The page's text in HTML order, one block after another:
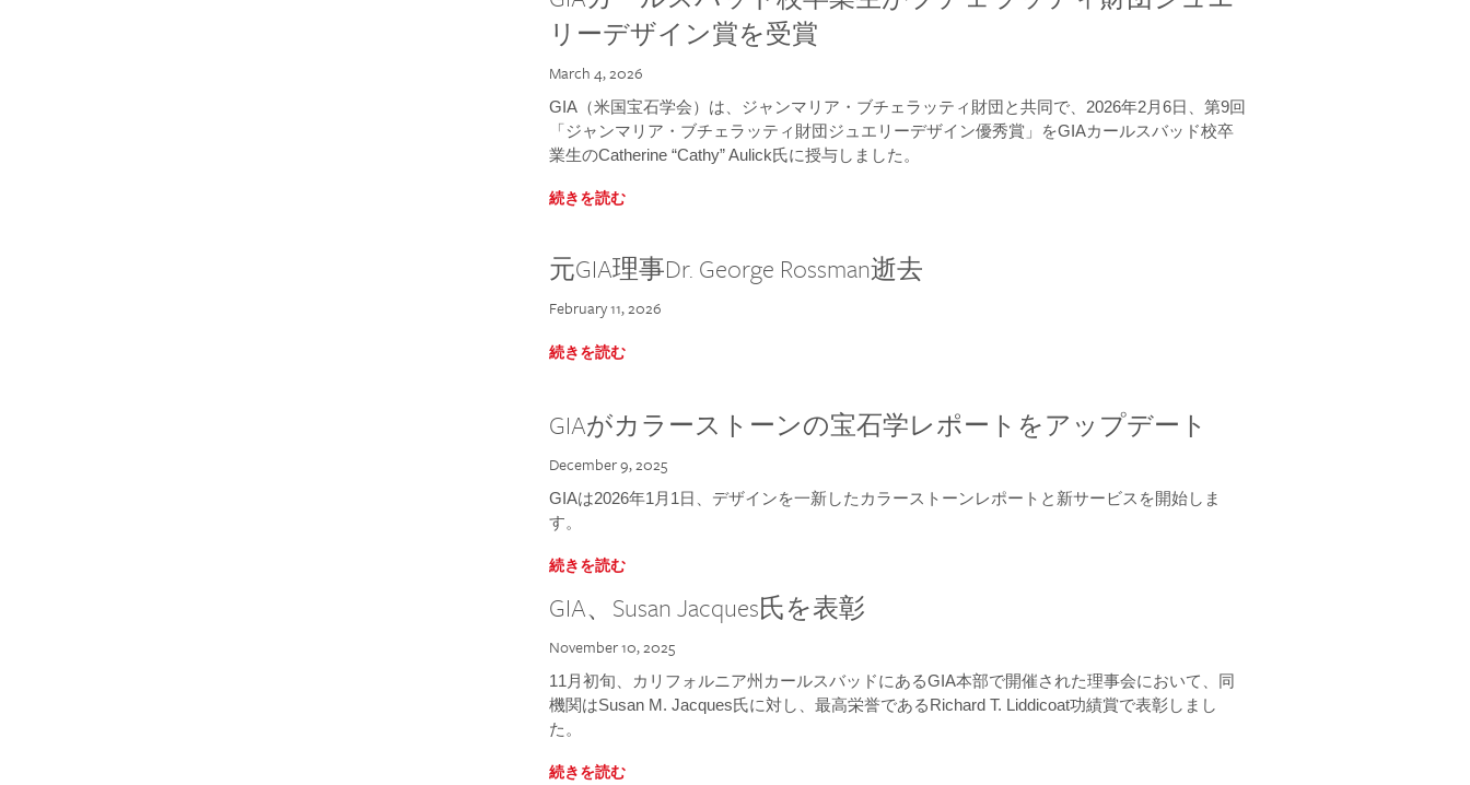
リーデザイン賞を受賞
March 4, 2026
GIA（米国宝石学会）は、ジャンマリア・ブチェラッティ財団と共同で、2026年2月6日、第9回
「ジャンマリア・ブチェラッティ財団ジュエリーデザイン優秀賞」をGIAカールスバッド校卒
業生のCatherine “Cathy” Aulick氏に授与しました。
続きを読む
元GIA理事Dr. George Rossman逝去
February 11, 2026
続きを読む
GIAがカラーストーンの宝石学レポートをアップデート
December 9, 2025
GIAは2026年1月1日、デザインを一新したカラーストーンレポートと新サービスを開始しま
す。
続きを読む
GIA、Susan Jacques氏を表彰
November 10, 2025
11月初旬、カリフォルニア州カールスバッドにあるGIA本部で開催された理事会において、同
機関はSusan M. Jacques氏に対し、最高栄誉であるRichard T. Liddicoat功績賞で表彰しまし
た。
続きを読む